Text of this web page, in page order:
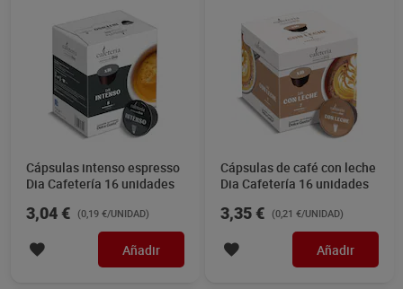
Cápsulas intenso espresso
Dia Cafetería 16 unidades
3,04 € (0,19 €/UNIDAD)
Añadir
Cápsulas de café con leche
Dia Cafetería 16 unidades
3,35 € (0,21 €/UNIDAD)
Añadir